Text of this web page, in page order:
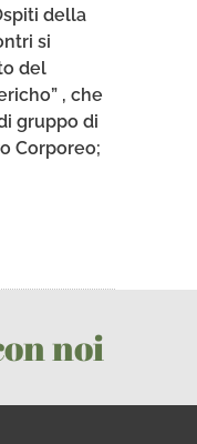
della
si
del
, che
gruppo di
Corporeo;
noi